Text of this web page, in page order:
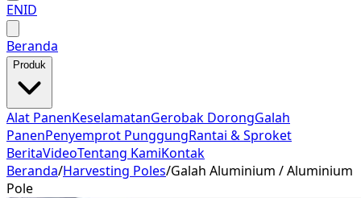
ENID
Beranda
Produk
Alat PanenKeselamatanGerobak DorongGalah
PanenPenyemprot PunggungRantai & Sproket
BeritaVideoTentang KamiKontak
Beranda/Harvesting Poles/Galah Aluminium / Aluminium
Pole